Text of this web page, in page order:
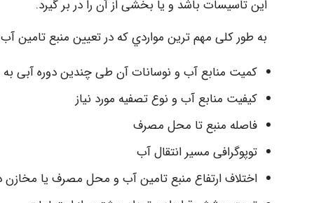
اﯾﻦ ﺗﺎﺳﯿﺴﺎت ﺑﺎﺷﺪ و ﯾﺎ ﺑﺨﺸﯽ از آن را در ﺑﺮ ﮔﯿﺮد.
ﺑﻪ ﻃﻮر ﮐﻠﯽ ﻣﻬﻢ ﺗﺮﯾﻦ ﻣﻮاردي ﮐﻪ در ﺗﻌﯿﯿﻦ ﻣﻨﺒﻊ ﺗﺎﻣﯿﻦ
ﮐﻤﯿﺖ ﻣﻨﺎﺑﻊ آب و ﻧﻮﺳﺎﻧﺎت آن ﻃﯽ ﭼﻨﺪﯾﻦ دوره آﺑﯽ ﺑﻪ
ﮐﯿﻔﯿﺖ ﻣﻨﺎﺑﻊ آب و ﻧﻮع ﺗﺼﻔﯿﻪ ﻣﻮرد ﻧﯿﺎز
ﻓﺎﺻﻠﻪ ﻣﻨﺒﻊ ﺗﺎ ﻣﺤﻞ ﻣﺼﺮف
ﺗﻮﭘﻮﮔﺮاﻓﯽ ﻣﺴﯿﺮ اﻧﺘﻘﺎل آب
اﺧﺘﻼف ارﺗﻔﺎع ﻣﻨﺒﻊ ﺗﺎﻣﯿﻦ آب و ﻣﺤﻞ ﻣﺼﺮف ﯾﺎ ﻣﺨﺎزن